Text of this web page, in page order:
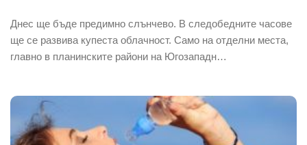
Днес ще бъде предимно слънчево. В следобедните часове
ще се развива купеста облачност. Само на отделни места,
главно в планинските райони на Югозападн…